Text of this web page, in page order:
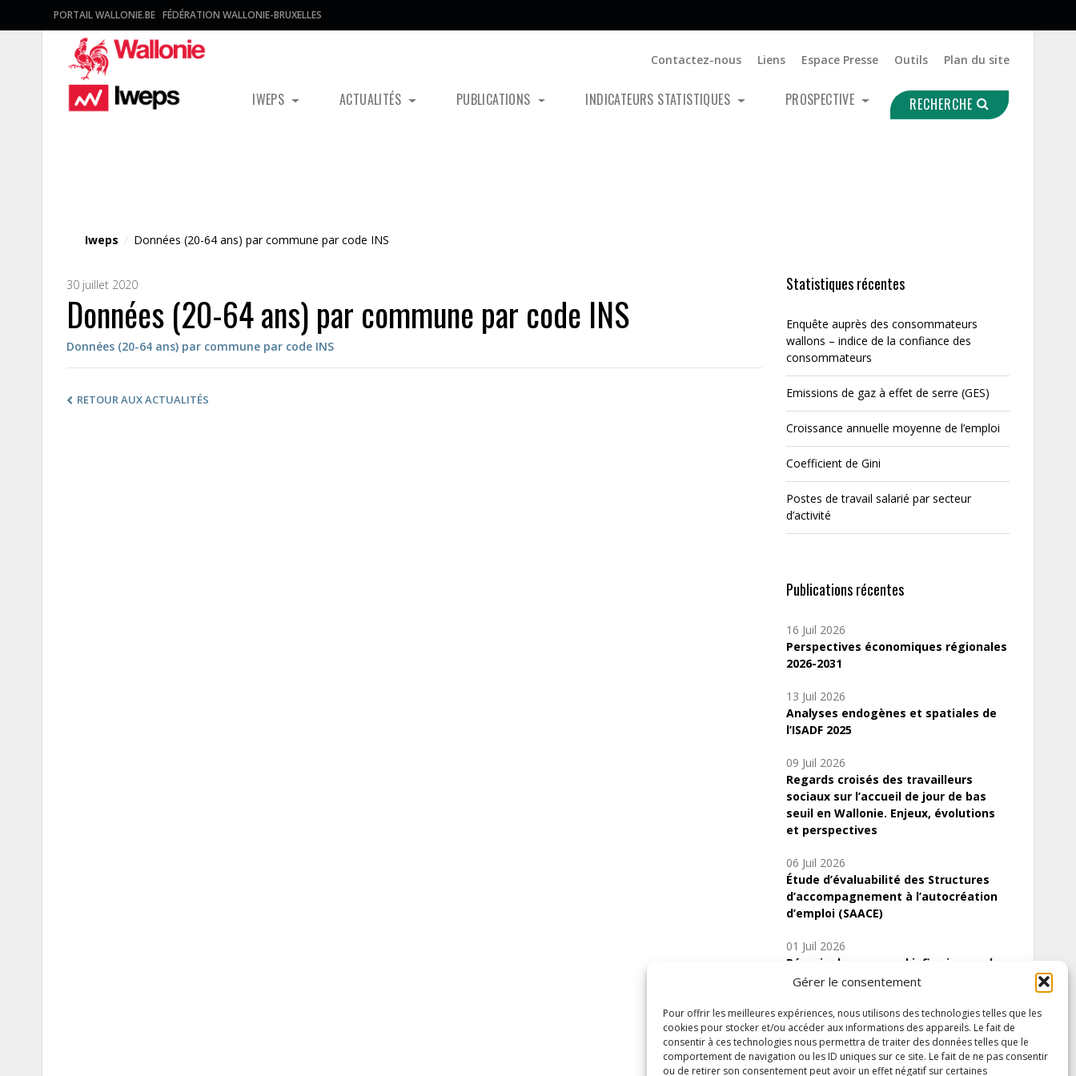
Gérer le consentement
Pour offrir les meilleures expériences, nous utilisons des technologies telles que les
cookies pour stocker et/ou accéder aux informations des appareils. Le fait de
consentir à ces technologies nous permettra de traiter des données telles que le
comportement de navigation ou les ID uniques sur ce site. Le fait de ne pas consentir
ou de retirer son consentement peut avoir un effet négatif sur certaines
PORTAIL WALLONIE.BE FÉDÉRATION WALLONIE-BRUXELLES
Contactez-nous Liens Espace Presse Outils Plan du site
IWEPS ACTUALITÉS PUBLICATIONS INDICATEURS STATISTIQUES PROSPECTIVE RECHERCHE
Iweps / Données (20-64 ans) par commune par code INS
30 juillet 2020
Données (20-64 ans) par commune par code INS
Données (20-64 ans) par commune par code INS
RETOUR AUX ACTUALITÉS
Statistiques récentes
Enquête auprès des consommateurs
wallons – indice de la confiance des
consommateurs
Emissions de gaz à effet de serre (GES)
Croissance annuelle moyenne de l’emploi
Coefficient de Gini
Postes de travail salarié par secteur
d’activité
Publications récentes
16 Juil 2026
Perspectives économiques régionales
2026-2031
13 Juil 2026
Analyses endogènes et spatiales de
l’ISADF 2025
09 Juil 2026
Regards croisés des travailleurs
sociaux sur l’accueil de jour de bas
seuil en Wallonie. Enjeux, évolutions
et perspectives
06 Juil 2026
Étude d’évaluabilité des Structures
d’accompagnement à l’autocréation
d’emploi (SAACE)
01 Juil 2026
Pénurie du personnel infirmier :quels
indicateurs d’offre de soins pour
Inscrivez-vous à notre newsletter